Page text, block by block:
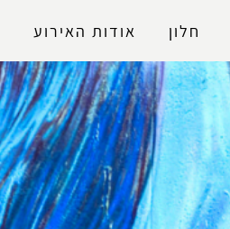
חלון אודות האירוע